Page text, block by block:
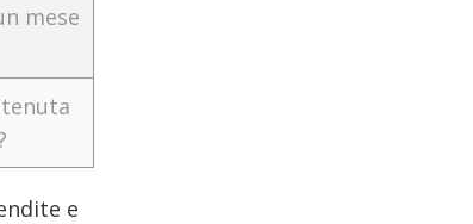
mese
e